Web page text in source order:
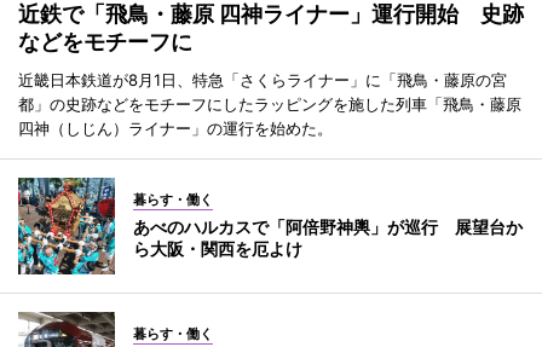
近鉄で「飛鳥・藤原 四神ライナー」運行開始 史跡
などをモチーフに
近畿日本鉄道が8月1日、特急「さくらライナー」に「飛鳥・藤原の宮
都」の史跡などをモチーフにしたラッピングを施した列車「飛鳥・藤原
四神（しじん）ライナー」の運行を始めた。
暮らす・働く
あべのハルカスで「阿倍野神輿」が巡行 展望台か
ら大阪・関西を厄よけ
暮らす・働く